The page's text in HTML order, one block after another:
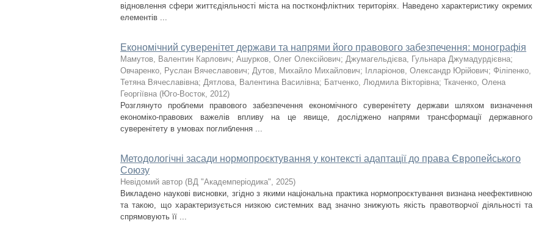
відновлення сфери життєдіяльності міста на постконфліктних територіях. Наведено характеристику окремих
елементів ...
Економічний суверенітет держави та напрями його правового забезпечення: монографія
Мамутов, Валентин Карлович; Ашурков, Олег Олексійович; Джумагельдієва, Гульнара Джумадурдієвна;
Овчаренко, Руслан Вячеславович; Дутов, Михайло Михайлович; Ілларіонов, Олександр Юрійович; Філіпенко,
Тетяна Вячеславівна; Дятлова, Валентина Василівна; Батченко, Людмила Вікторівна; Ткаченко, Олена
Георгіївна (Юго-Восток, 2012)
Розглянуто проблеми правового забезпечення економічного суверенітету держави шляхом визначення
економіко-правових важелів впливу на це явище, досліджено напрями трансформації державного
суверенітету в умовах поглиблення ...
Методологічні засади нормопроєктування у контексті адаптації до права Європейського
Союзу
Невідомий автор (ВД "Академперіодика", 2025)
Викладено наукові висновки, згідно з якими національна практика нормопроєктування визнана неефективною
та такою, що характеризується низкою системних вад значно знижують якість правотворчої діяльності та
спрямовують її ...